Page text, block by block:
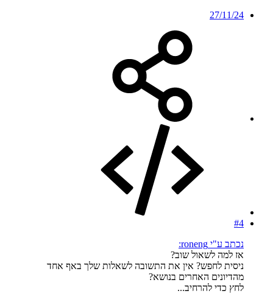
27/11/24
#4
נכתב ע"י roneng:
אז למה לשאול שוב?
ניסית לחפש? אין את התשובה לשאלות שלך באף אחד
מהדיונים האחרים בנושא?
לחץ כדי להרחיב...